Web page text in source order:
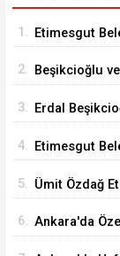
1. Etimesgut
2. Beşikcioğlu
3. Erdal
4. Etimesgut
5. Ümit Özdağ
6. Ankara'da